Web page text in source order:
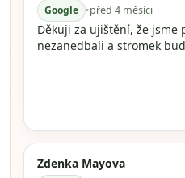
Google •před 4 měsíci
Děkuji za ujištění, že jsme
nezanedbali a stromek
Zdenka Mayova